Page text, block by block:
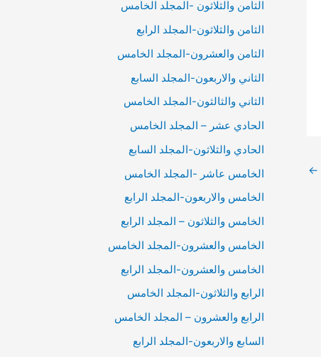
←
الثامن والثلاثون -المجلد الخامس
الثامن والثلاثون-المجلد الرابع
الثامن والعشرون-المجلد الخامس
الثاني والاربعون-المجلد السابع
الثاني والثالثون-المجلد الخامس
الحادي عشر – المجلد الخامس
الحادي والثلاثون-المجلد السابع
الخامس عاشر -المجلد الخامس
الخامس والاربعون-المجلد الرابع
الخامس والثلاثون – المجلد الرابع
الخامس والعشرون-المجلد الخامس
الخامس والعشرون-المجلد الرابع
الرابع والثلاثون-المجلد الخامس
الرابع والعشرون – المجلد الخامس
السابع والاربعون-المجلد الرابع